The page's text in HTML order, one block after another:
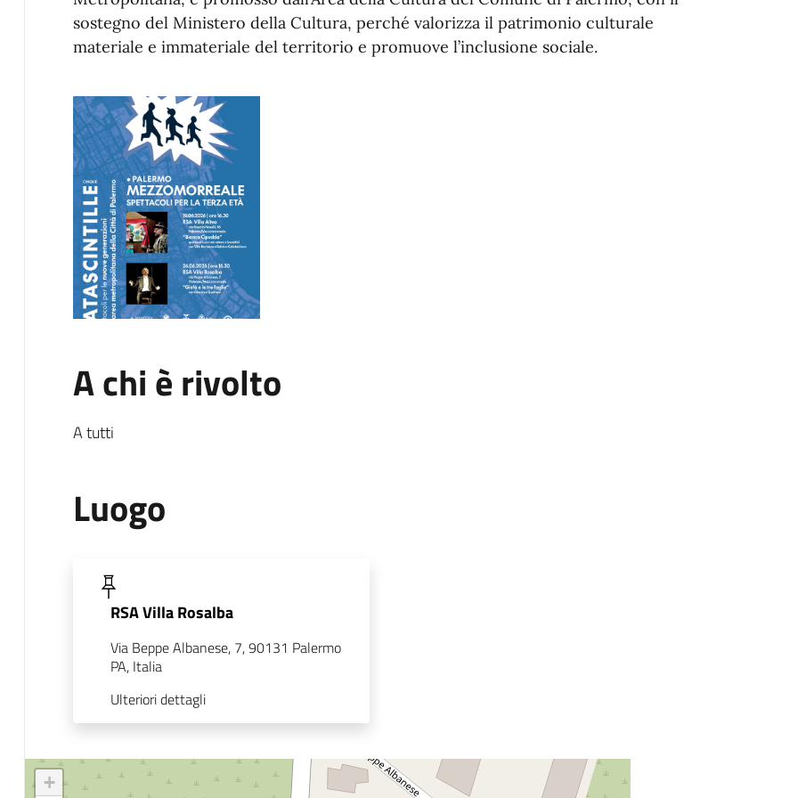
sostegno del Ministero della Cultura, perché valorizza il patrimonio culturale
materiale e immateriale del territorio e promuove l’inclusione sociale.
A chi è rivolto
A tutti
Luogo
RSA Villa Rosalba
Via Beppe Albanese, 7, 90131 Palermo
PA, Italia
Ulteriori dettagli
+